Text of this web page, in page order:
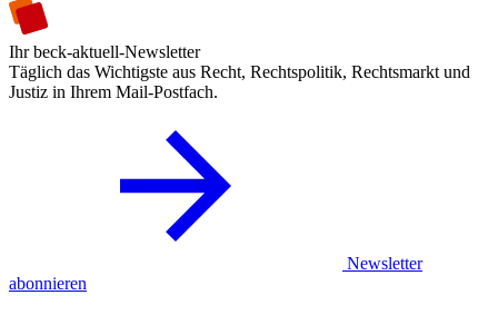
Ihr beck-aktuell-Newsletter
Täglich das Wichtigste aus Recht, Rechtspolitik, Rechtsmarkt und
Justiz in Ihrem Mail-Postfach.
Newsletter
abonnieren